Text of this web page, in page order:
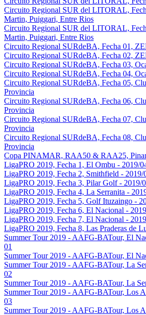
Circuito Regional SUR del LITORAL,
Martin, Puiggari, Entre Rios
Circuito Regional SUR del LITORAL,
Martin, Puiggari, Entre Rios
Circuito Regional SURdeBA, Fecha 01,
Circuito Regional SURdeBA, Fecha 02,
Circuito Regional SURdeBA, Fecha 03,
Circuito Regional SURdeBA, Fecha 04,
Circuito Regional SURdeBA, Fecha 05,
Provincia
Circuito Regional SURdeBA, Fecha 06,
Provincia
Circuito Regional SURdeBA, Fecha 07,
Provincia
Circuito Regional SURdeBA, Fecha 08,
Provincia
Copa PINAMAR, RAA50 & RAA25,
LigaPRO 2019, Fecha 1, El Ombu - 2019/
LigaPRO 2019, Fecha 2, Smithfield - 2019/
LigaPRO 2019, Fecha 3, Pilar Golf - 2019/
LigaPRO 2019, Fecha 4, La Serranita -
LigaPRO 2019, Fecha 5, Golf Ituzaingo -
LigaPRO 2019, Fecha 6, El Nacional -
LigaPRO 2019, Fecha 7, El Nacional -
LigaPRO 2019, Fecha 8, Las Praderas de
Summer Tour 2019 - AAFG-BATour, El
01
Summer Tour 2019 - AAFG-BATour, El
Summer Tour 2019 - AAFG-BATour, La
02
Summer Tour 2019 - AAFG-BATour, La
Summer Tour 2019 - AAFG-BATour, Los
03
Summer Tour 2019 - AAFG-BATour, Los